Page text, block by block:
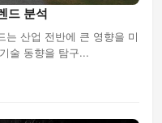
드 분석
는 산업 전반에 큰 영향을 미
술 동향을 탐구...